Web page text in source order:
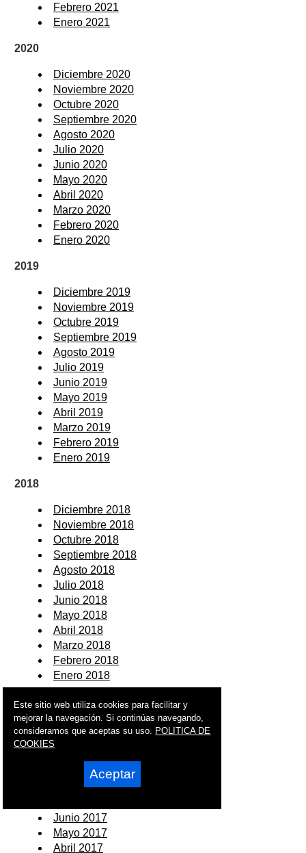
Febrero 2021
Enero 2021
2020
Diciembre 2020
Noviembre 2020
Octubre 2020
Septiembre 2020
Agosto 2020
Julio 2020
Junio 2020
Mayo 2020
Abril 2020
Marzo 2020
Febrero 2020
Enero 2020
2019
Diciembre 2019
Noviembre 2019
Octubre 2019
Septiembre 2019
Agosto 2019
Julio 2019
Junio 2019
Mayo 2019
Abril 2019
Marzo 2019
Febrero 2019
Enero 2019
2018
Diciembre 2018
Noviembre 2018
Octubre 2018
Septiembre 2018
Agosto 2018
Julio 2018
Junio 2018
Mayo 2018
Abril 2018
Marzo 2018
Febrero 2018
Enero 2018
2017
Diciembre 2017
Noviembre 2017
Septiembre 2017
Agosto 2017
Junio 2017
Mayo 2017
Abril 2017
Este sitio web utiliza cookies para facilitar y
mejorar la navegación. Si continúas navegando,
consideramos que aceptas su uso. POLITICA DE
COOKIES
Aceptar